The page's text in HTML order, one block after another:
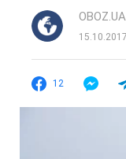
OBOZ.UA
12